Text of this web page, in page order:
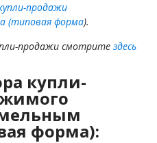
продажи
(типовая форма).
продажи смотрите здесь
купли-
форма):